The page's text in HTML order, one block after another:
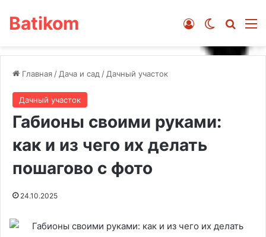
Batikom Switch skin
Войти
Главная / Дача и сад / Дачный участок
Дачный участок
Габионы своими руками:
как и из чего их делать
пошагово с фото
24.10.2025